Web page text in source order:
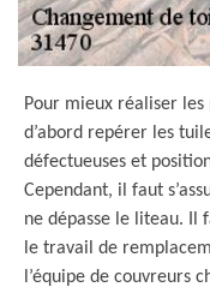
Pour mieux réaliser
d’abord repérer les
défectueuses et
Cependant, il faut
ne dépasse le liteau. Il
le travail de
l’équipe de couvreurs